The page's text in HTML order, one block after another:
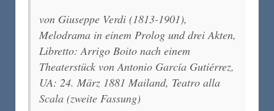
von Giuseppe Verdi (1813-1901),
Melodrama in einem Prolog und drei Akten,
Libretto: Arrigo Boito nach einem
Theaterstück von Antonio García Gutiérrez,
UA: 24. März 1881 Mailand, Teatro alla
Scala (zweite Fassung)